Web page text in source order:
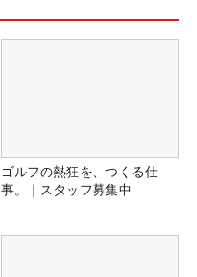
ゴルフの熱狂を、つくる仕
事。｜スタッフ募集中